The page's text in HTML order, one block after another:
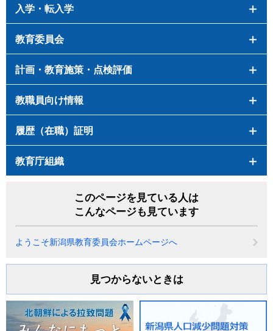
入学・転入学
教育委員会
計画・教育施策・点検評価
教職員向け情報
履歴（在職）証明
教育庁組織
このページを見ている人は
こんなページも見ています
ようこそ新潟県教育委員会ホームページへ
見つからないときは